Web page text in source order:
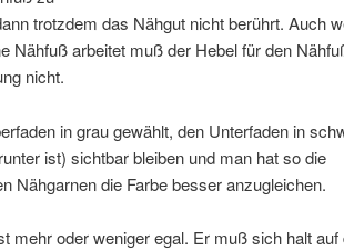
trotzdem das Nähgut nicht berührt. Auch
Nähfuß arbeitet muß der Hebel für den
nicht.
in grau gewählt, den Unterfaden in
ist) sichtbar bleiben und man hat so die
Nähgarnen die Farbe besser anzugleichen.
mehr oder weniger egal. Er muß sich halt auf